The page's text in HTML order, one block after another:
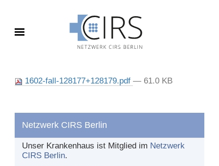
Toggle navigation
BERICHTEN
Was und wie berichten?
1602-fall-128177+128179.pdf — 61.0 KB
Netzwerk CIRS Berlin
Unser Krankenhaus ist Mitglied im Netzwerk
CIRS Berlin.